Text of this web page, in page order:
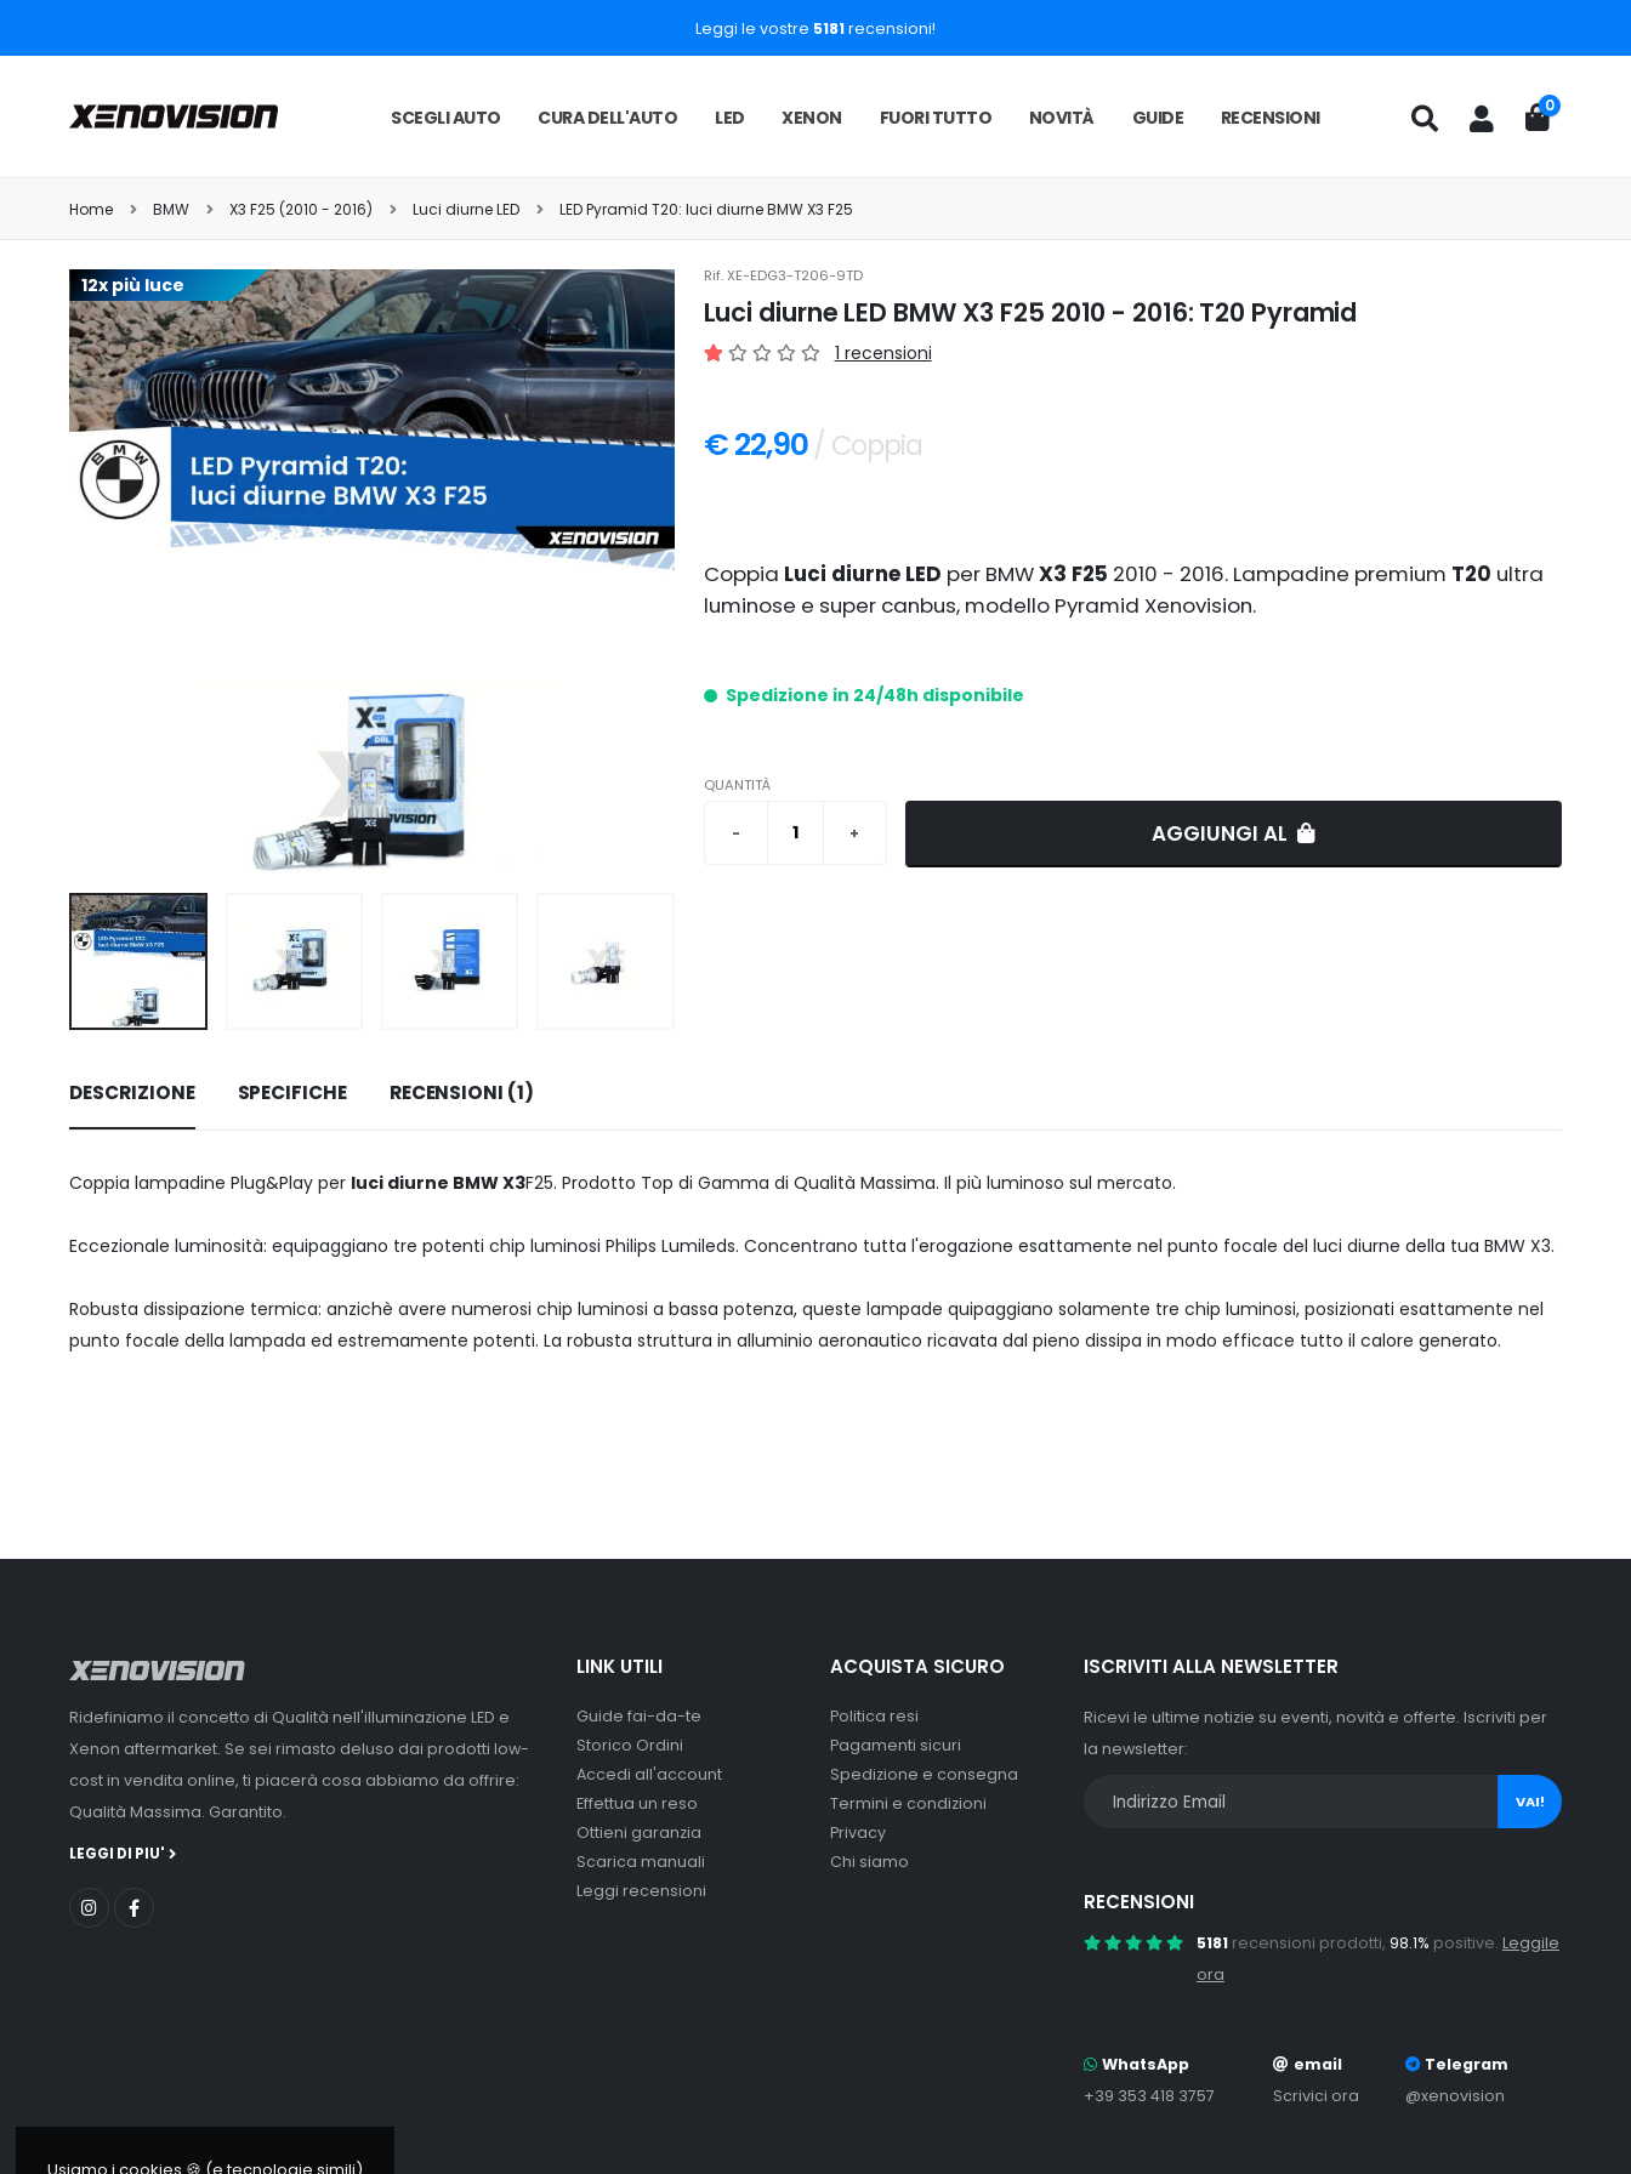
Leggi le vostre 5181recensioni!
SCEGLI AUTO CURA DELL'AUTO LED XENON FUORI TUTTO NOVITÀ GUIDE RECENSIONI
0
Home BMW X3 F25 (2010 - 2016) Luci diurne LED LED Pyramid T20: luci diurne BMW X3 F25
12x più luce Rif.XE-EDG3-T206-9TD
Luci diurne LED BMW X3 F25 2010 - 2016: T20 Pyramid
1 recensioni
€ 22,90 / Coppia
Coppia Luci diurne LED per BMWX3 F25 2010 - 2016. Lampadine premium T20 ultra
luminose e super canbus, modello Pyramid Xenovision.
Spedizione in 24/48h disponibile
QUANTITÀ
AGGIUNGI AL
DESCRIZIONE SPECIFICHE RECENSIONI (1)
Coppia lampadine Plug&Play per luci diurne BMW X3F25. Prodotto Top di Gamma di Qualità Massima. Il più luminoso sul mercato.
Eccezionale luminosità: equipaggiano tre potenti chip luminosi Philips Lumileds. Concentrano tutta l'erogazione esattamente nel punto focale del luci diurne della tua BMW X3.
Robusta dissipazione termica: anzichè avere numerosi chip luminosi a bassa potenza, queste lampade quipaggiano solamente tre chip luminosi, posizionati esattamente nel
punto focale della lampada ed estremamente potenti. La robusta struttura in alluminio aeronautico ricavata dal pieno dissipa in modo efficace tutto il calore generato.
Ridefiniamo il concetto di Qualità nell'illuminazione LED e
Xenon aftermarket. Se sei rimasto deluso dai prodotti low-
cost in vendita online, ti piacerà cosa abbiamo da offrire:
Qualità Massima. Garantito.
LEGGI DI PIU'
LINK UTILI
Guide fai-da-te
Storico Ordini
Accedi all'account
Effettua un reso
Ottieni garanzia
Scarica manuali
Leggi recensioni
ACQUISTA SICURO
Politica resi
Pagamenti sicuri
Spedizione e consegna
Termini e condizioni
Privacy
Chi siamo
ISCRIVITI ALLA NEWSLETTER
Ricevi le ultime notizie su eventi, novità e offerte. Iscriviti per
la newsletter:
VAI!
RECENSIONI
5181recensioni prodotti, 98.1% positive. Leggile
ora
WhatsApp
+39 353 418 3757
email
Scrivici ora
Telegram
@xenovision
Usiamo i cookies 🍪 (e tecnologie simili)